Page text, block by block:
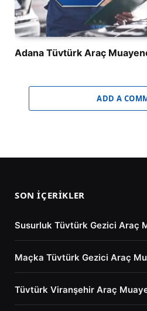
Adana Tüvtürk Araç
ADD A
SON İÇERIKLER
Susurluk Tüvtürk Gezici Araç
Maçka Tüvtürk Gezici Araç
Tüvtürk Viranşehir Araç